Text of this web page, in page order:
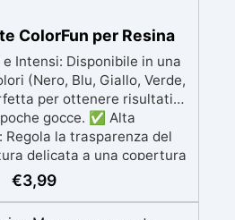
ColorFun per Resina
Intensi: Disponibile in una
(Nero, Blu, Giallo, Verde,
per ottenere risultati
gocce. ✅ Alta
Regola la trasparenza del
delicata a una copertura
concentrazione dal 0,01% al
Aggiungi al componente
€3,99